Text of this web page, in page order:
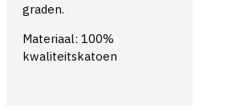
graden.
Materiaal: 100%
kwaliteitskatoen